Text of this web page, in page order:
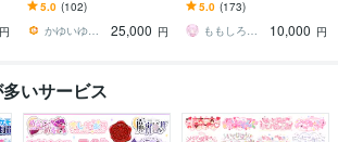
円
無制限・高いクオリティ
5.0 (102)
かゆいゆいか【依頼受付中】
25,000 円
ィで誰よりも可愛いロゴ
が欲しい方向け
5.0 (173)
ももしろ￤デザイン
10,000 円
いサービス